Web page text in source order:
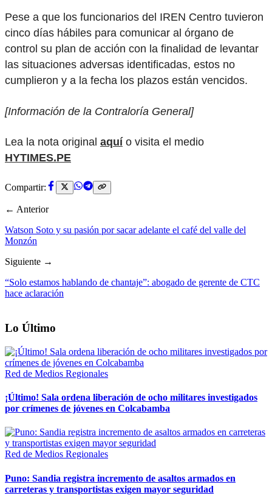
Pese a que los funcionarios del IREN Centro tuvieron
cinco días hábiles para comunicar al órgano de
control su plan de acción con la finalidad de levantar
las situaciones adversas identificadas, estos no
cumplieron y a la fecha los plazos están vencidos.
[Información de la Contraloría General]
Lea la nota original aquí o visita el medio
HYTIMES.PE
Compartir:
← Anterior
Watson Soto y su pasión por sacar adelante el café del valle del
Monzón
Siguiente →
“Solo estamos hablando de chantaje”: abogado de gerente de CTC
hace aclaración
Lo Último
Red de Medios Regionales
¡Último! Sala ordena liberación de ocho militares investigados
por crímenes de jóvenes en Colcabamba
Red de Medios Regionales
Puno: Sandia registra incremento de asaltos armados en
carreteras y transportistas exigen mayor seguridad